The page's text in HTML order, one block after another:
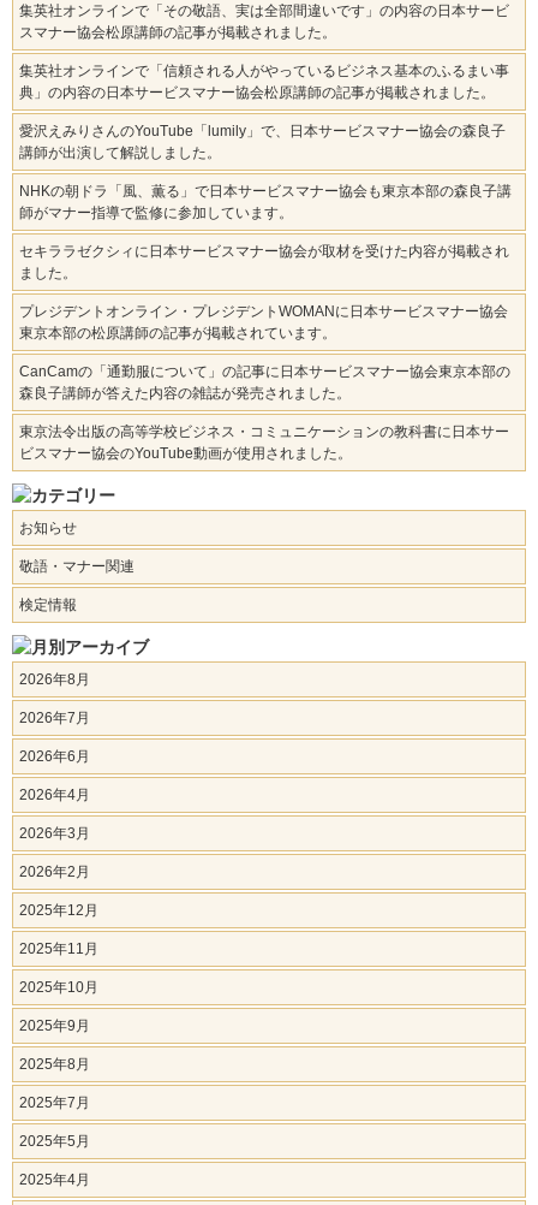
集英社オンラインで「その敬語、実は全部間違いです」の内容の日本サービ
スマナー協会松原講師の記事が掲載されました。
集英社オンラインで「信頼される人がやっているビジネス基本のふるまい事
典」の内容の日本サービスマナー協会松原講師の記事が掲載されました。
愛沢えみりさんのYouTube「lumily」で、日本サービスマナー協会の森良子
講師が出演して解説しました。
NHKの朝ドラ「風、薫る」で日本サービスマナー協会も東京本部の森良子講
師がマナー指導で監修に参加しています。
セキララゼクシィに日本サービスマナー協会が取材を受けた内容が掲載され
ました。
プレジデントオンライン・プレジデントWOMANに日本サービスマナー協会
東京本部の松原講師の記事が掲載されています。
CanCamの「通勤服について」の記事に日本サービスマナー協会東京本部の
森良子講師が答えた内容の雑誌が発売されました。
東京法令出版の高等学校ビジネス・コミュニケーションの教科書に日本サー
ビスマナー協会のYouTube動画が使用されました。
お知らせ
敬語・マナー関連
検定情報
2026年8月
2026年7月
2026年6月
2026年4月
2026年3月
2026年2月
2025年12月
2025年11月
2025年10月
2025年9月
2025年8月
2025年7月
2025年5月
2025年4月